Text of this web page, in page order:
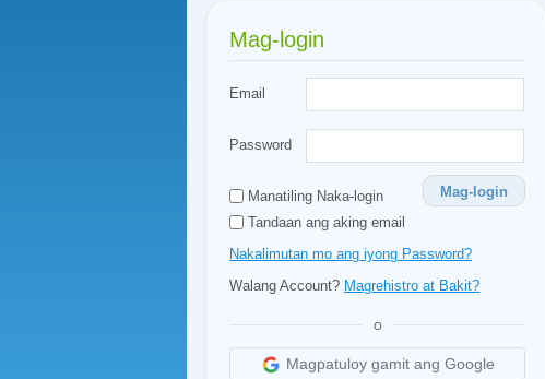
Mag-login
Email
Password
Manatiling Naka-login
Mag-login
Tandaan ang aking email
Nakalimutan mo ang iyong Password?
Walang Account? Magrehistro at Bakit?
O
Magpatuloy gamit ang Google